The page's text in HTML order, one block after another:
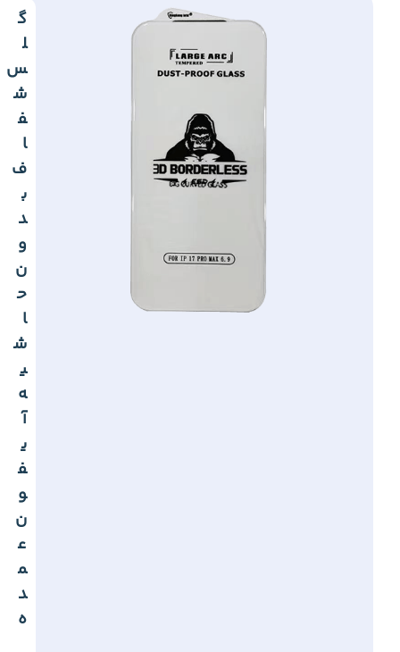
گ
ل
س
ش
ف
ا
ف
ب
د
و
ن
ح
ا
ش
ی
ه
آ
ی
ف
و
ن
ع
م
د
ه